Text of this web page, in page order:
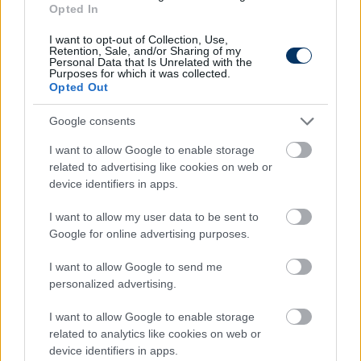
Opted In
I want to opt-out of Collection, Use,
Retention, Sale, and/or Sharing of my
Personal Data that Is Unrelated with the
Purposes for which it was collected.
Opted Out
Google consents
I want to allow Google to enable storage
related to advertising like cookies on web or
device identifiers in apps.
I want to allow my user data to be sent to
Google for online advertising purposes.
I want to allow Google to send me
personalized advertising.
I want to allow Google to enable storage
related to analytics like cookies on web or
device identifiers in apps.
mérkőzésein is. A szurkolók kérését teljesítjük azzal,
elővásárlással jegyet, akik az idén a legtöbb pontot
gyűjtik össze. Hosszabb távon pedig megfontolható,
hogy az NB I-es bajnoki mérkőzések is pontot
érjenek, ha ezt majd a szurkolók is támogatják.
elnökként és a Vasas főszponzorának
képviselőjeként is kommentálta Csányi.
– Gera Zoltán a magyar futball nagy értéke. Már
több alkalommal kifejezte, hogy szívesen venne
részt napi munkában, vezetne klubcsapatot.
Szerintem a Vasas jól döntött, amikor őt nevezte ki,
hiszen jól ismeri a magyar játékosokat, közöttük
kockázatot vállaltak, hiszen Zoltán fiatal szakember,
aki a karrierje elején jár. Ez lesz az első olyan alkalom,